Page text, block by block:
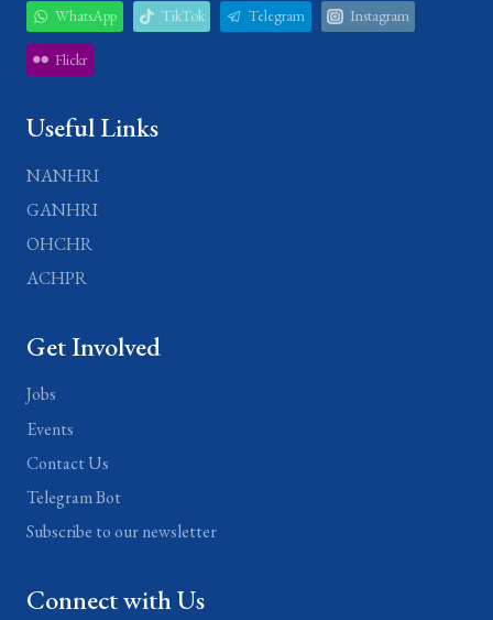
WhatsApp TikTok Telegram Instagram
Flickr
Useful Links
NANHRI
GANHRI
OHCHR
ACHPR
Get Involved
Jobs
Events
Contact Us
Telegram Bot
Subscribe to our newsletter
Connect with Us